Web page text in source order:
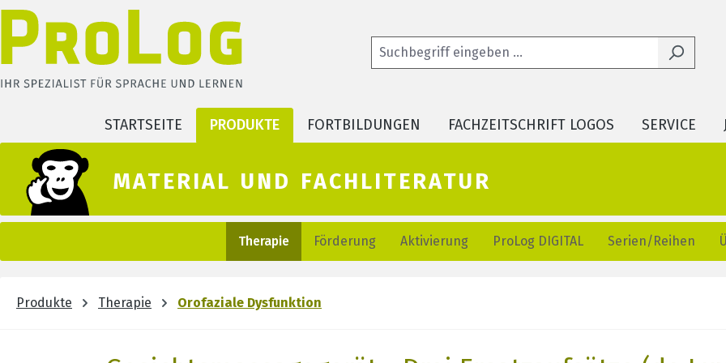
Hauptinhalt springen
Zur Suche springen
Zur Hauptnavigation springen
STARTSEITE PRODUKTE FORTBILDUNGEN FACHZEITSCHRIFT LOGOS SERVICE
material und fachliteratur
Therapie Förderung Aktivierung ProLog DIGITAL Serien/Reihen
Produkte Therapie Orofaziale Dysfunktion